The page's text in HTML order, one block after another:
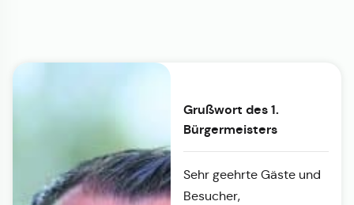
Grußwort des 1.
Bürgermeisters
Sehr geehrte Gäste und
Besucher,